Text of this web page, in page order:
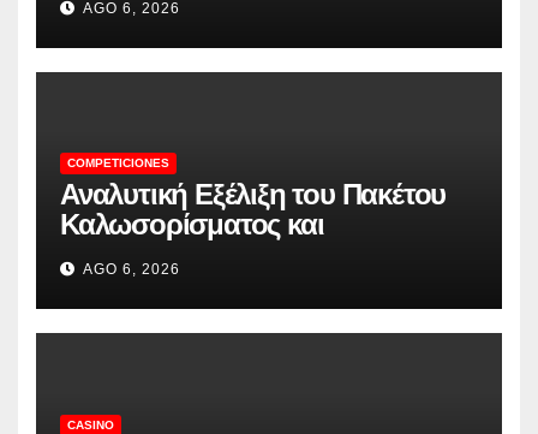
AGO 6, 2026
COMPETICIONES
Αναλυτική Εξέλιξη του Πακέτου
Καλωσορίσματος και
Περισσότερες Εκπλήξεις από την
Spinstar.Bet: Μοναδικές
Προσφορές και Παιχνίδια!
AGO 6, 2026
CASINO